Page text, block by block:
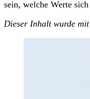
sein, welche Werte
Dieser Inhalt wurde mit